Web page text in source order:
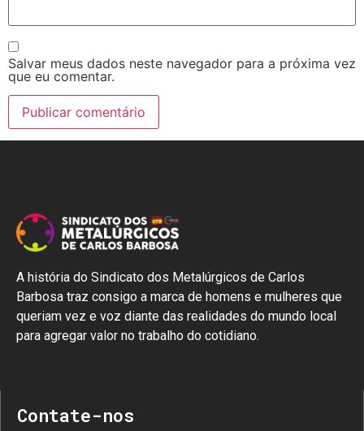
Salvar meus dados neste navegador para a próxima vez
que eu comentar.
A história do Sindicato dos Metalúrgicos de Carlos
Barbosa traz consigo a marca de homens e mulheres que
queriam vez e voz diante das realidades do mundo local
para agregar valor no trabalho do cotidiano.
Contate-nos